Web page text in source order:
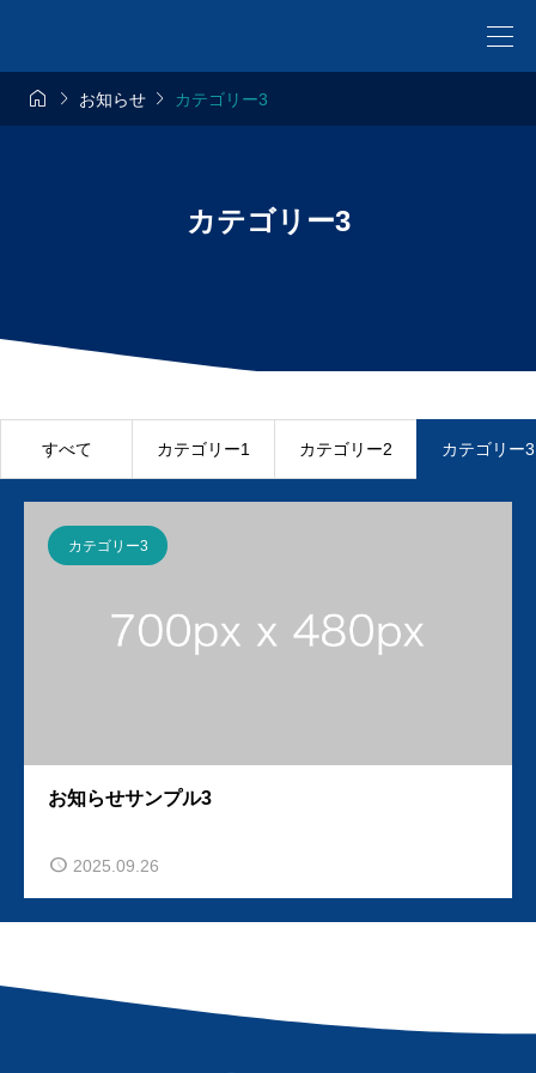
  お知らせ  カテゴリー3
カテゴリー3
すべて カテゴリー1 カテゴリー2 カテゴリー3
カテゴリー3
お知らせサンプル3
2025.09.26